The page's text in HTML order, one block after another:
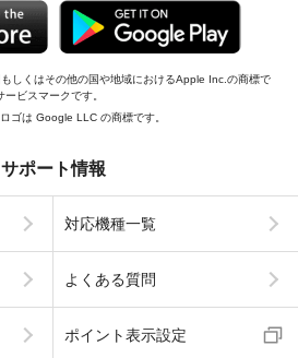
しくはその他の国や地域におけるApple Inc.の商標で
ビスマークです。
ゴは Google LLC の商標です。
サポート情報
対応機種一覧
よくある質問
ポイント表示設定